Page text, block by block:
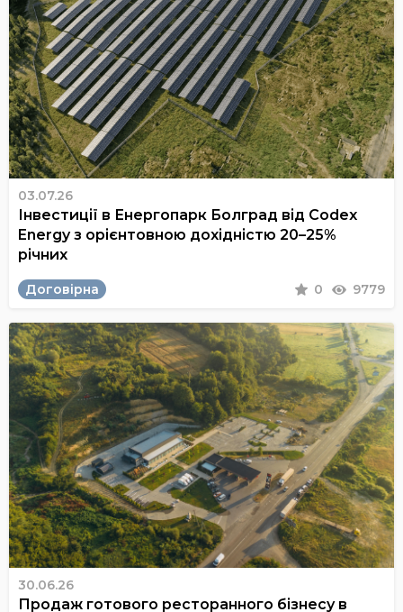
03.07.26
Інвестиції в Енергопарк Болград від Codex
Energy з орієнтовною дохідністю 20–25%
річних
Договірна 0 9779
30.06.26
Продаж готового ресторанного бізнесу в